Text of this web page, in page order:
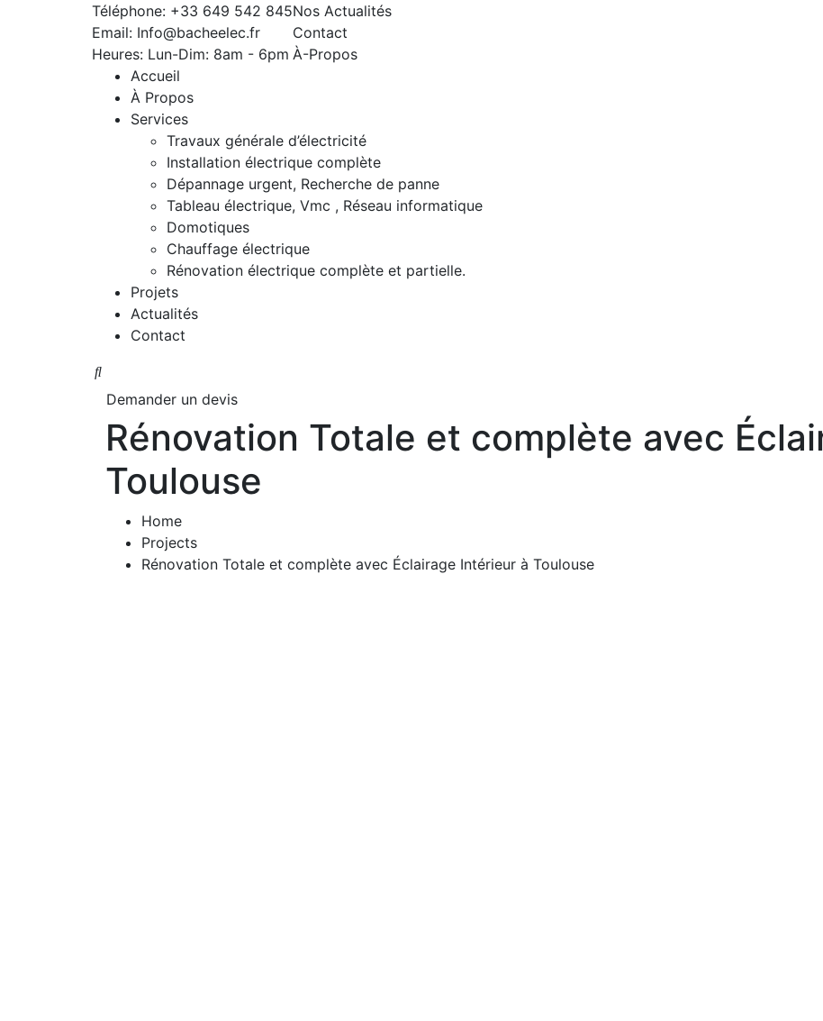
Téléphone: +33 649 542 845
Email: Info@bacheelec.fr
Heures: Lun-Dim: 8am - 6pm
Nos Actualités
Contact
À-Propos
Accueil
À Propos
Services
Travaux générale d’électricité
Installation électrique complète
Dépannage urgent, Recherche de panne
Tableau électrique, Vmc , Réseau informatique
Domotiques
Chauffage électrique
Rénovation électrique complète et partielle.
Projets
Actualités
Contact
Demander un devis
Rénovation Totale et complète avec
Toulouse
Home
Projects
Rénovation Totale et complète avec Éclairage Intérieur à Toulouse